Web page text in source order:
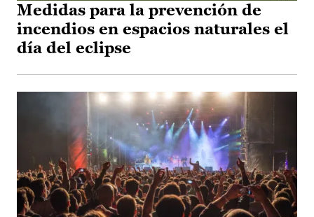
Medidas para la prevención de
incendios en espacios naturales el
día del eclipse